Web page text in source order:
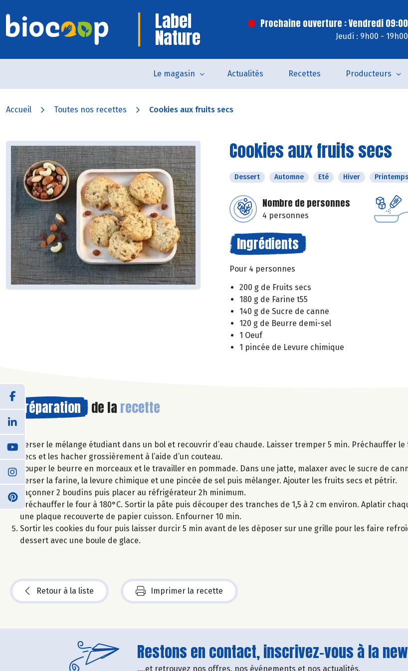
Label
Nature
Prochaine ouverture : Vendredi 09:00
Jeudi : 9h00 - 19h00
Le magasin Actualités Recettes Producteurs
Accueil Toutes nos recettes Cookies aux fruits secs
Cookies aux fruits secs
Dessert Automne Eté Hiver Printemps
Nombre de personnes
4 personnes
Ingrédients
Pour 4 personnes
200 g de Fruits secs
180 g de Farine t55
140 g de Sucre de canne
120 g de Beurre demi-sel
1 Oeuf
1 pincée de Levure chimique
Préparation de la recette
Verser le mélange étudiant dans un bol et recouvrir d’eau chaude. Laisser tremper 5 min. Préchauffer
secs et les hacher grossièrement à l’aide d’un couteau.
Couper le beurre en morceaux et le travailler en pommade. Dans une jatte, malaxer avec le sucre de
Verser la farine, la levure chimique et une pincée de sel puis mélanger. Ajouter les fruits secs et pétrir.
Façonner 2 boudins puis placer au réfrigérateur 2h minimum.
Préchauffer le four à 180°C. Sortir la pâte puis découper des tranches de 1,5 à 2 cm environ. Aplatir
une plaque recouverte de papier cuisson. Enfourner 10 min.
Sortir les cookies du four puis laisser durcir 5 min avant de les déposer sur une grille pour les faire
dessert avec une boule de glace.
Retour à la liste Imprimer la recette
Restons en contact, inscrivez-vous à la
....et retrouvez nos offres, nos événements et nos actualités.